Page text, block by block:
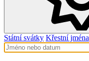
Státní svátky Křestní jména